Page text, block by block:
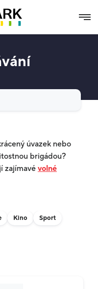
úvazek nebo
brigádou?
zajímavé volné
Kino
Sport